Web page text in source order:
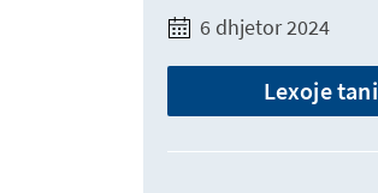
6 dhjetor 2024
Lexoje tani